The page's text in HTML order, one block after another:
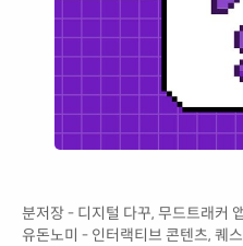
분저장 - 디지털 다꾸, 무드트래커
유돈노미 - 인터랙티브 콘텐츠, 퀘